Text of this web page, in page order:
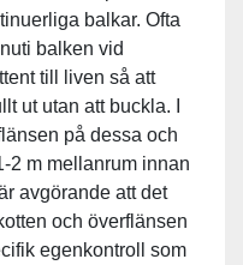
balkar. Ofta
balken vid
till liven så att
ut utan att buckla. I
på dessa och
2 m mellanrum innan
avgörande att det
och överflänsen
egenkontroll som